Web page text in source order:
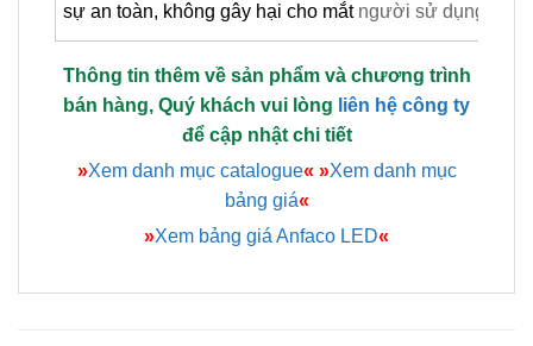
sự an toàn, không gây hại cho mắt người sử dụng ánh
Thông tin thêm về sản phẩm và chương trình
bán hàng, Quý khách vui lòng liên hệ công ty
để cập nhật chi tiết
»Xem danh mục catalogue« »Xem danh mục
bảng giá«
»Xem bảng giá Anfaco LED«